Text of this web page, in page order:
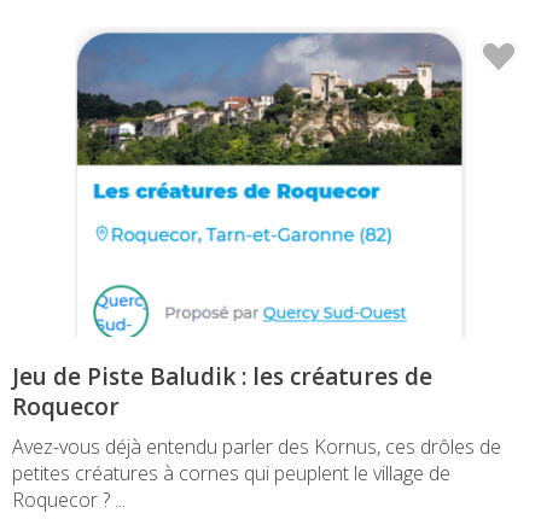
Jeu de Piste Baludik : les créatures de
Roquecor
Avez-vous déjà entendu parler des Kornus, ces drôles de
petites créatures à cornes qui peuplent le village de
Roquecor ? ...